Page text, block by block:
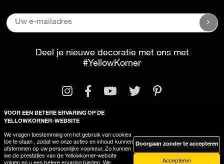
Deel je nieuwe decoratie met ons met
#YellowKorner
Wettelijke kennisgevingAlgemene voorwaarden
Deze site gebruikt cookies
VOOR EEN BETERE ERVARING OP DE
YELLOWKORNER-WEBSITE
We vragen toestemming om het gebruik van cookies
toe te staan , zodat we onze acties en inhoud kunnen
afstemmen op uw persoonlijke voorkeur. Zo kunnen
we de prestaties van de Yellowkorner-website
Doorgaan zonder te accepteren
Accepteren